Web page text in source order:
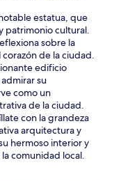
estatua, que
patrimonio cultural.
sobre la
de la ciudad.
edificio
su
como un
de la ciudad.
con la grandeza
arquitectura y
hermoso interior y
comunidad local.